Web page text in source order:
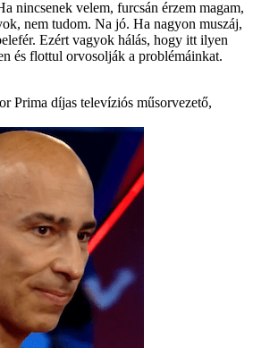
nincsenek velem, furcsán érzem magam,
nem tudom. Na jó. Ha nagyon muszáj,
Ezért vagyok hálás, hogy itt ilyen
és flottul orvosolják a problémáinkat.
Prima díjas televíziós műsorvezető,